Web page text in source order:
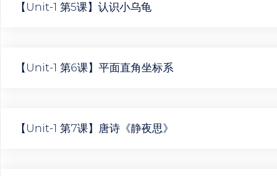
【Unit-1 第5课】认识小乌龟
【Unit-1 第6课】平面直角坐标系
【Unit-1 第7课】唐诗《静夜思》